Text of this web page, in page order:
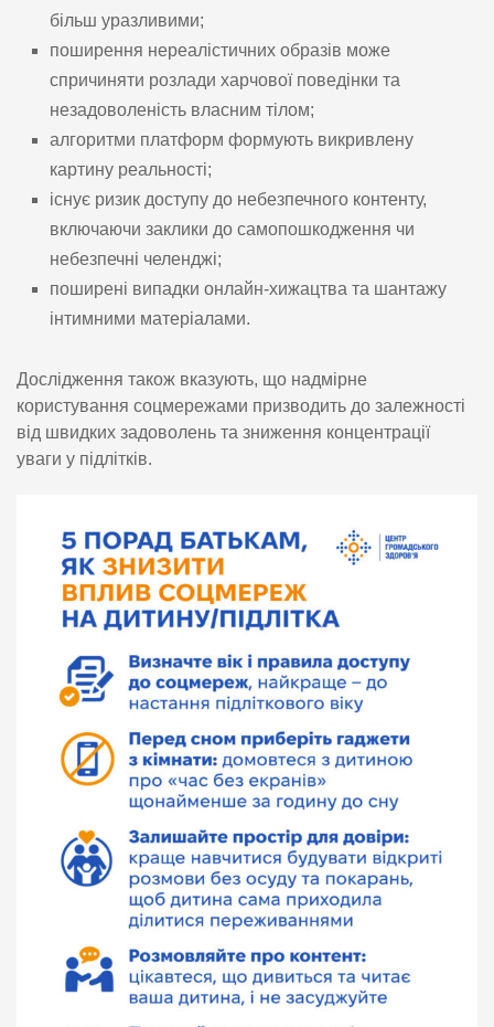
більш уразливими;
поширення нереалістичних образів може
спричиняти розлади харчової поведінки та
незадоволеність власним тілом;
алгоритми платформ формують викривлену
картину реальності;
існує ризик доступу до небезпечного контенту,
включаючи заклики до самопошкодження чи
небезпечні челенджі;
поширені випадки онлайн-хижацтва та шантажу
інтимними матеріалами.
Дослідження також вказують, що надмірне
користування соцмережами призводить до залежності
від швидких задоволень та зниження концентрації
уваги у підлітків.